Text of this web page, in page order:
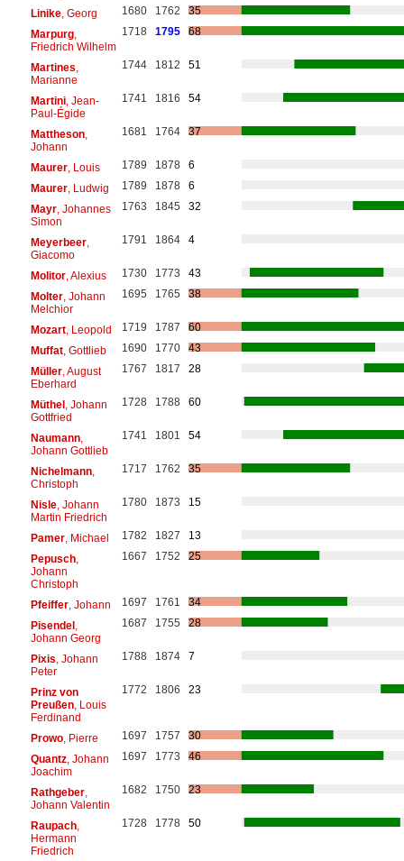
Linike, Georg 1680 1762
35
Marpurg,
Friedrich Wilhelm
1718 1795 68
Martines
Marianne
1744 1812 51
Martini, Jean-
Paul-Égide
1741 1816 54
Mattheson,
Johann
1681 1764 37
Maurer, Louis 1789 1878
6
Maurer, Ludwig 1789 1878
6
Mayr, Johannes
Simon
1763 1845 32
Meyerbeer,
Giacomo
1791 1864 4
Molitor, Alexius 1730 1773
43
Molter, Johann
Melchior
1695 1765 38
Mozart, Leopold 1719 1787
60
Muffat, Gottlieb 1690 1770
43
Müller, August
Eberhard
1767 1817 28
Müthel, Johann
Gottfried
1728 1788 60
Naumann,
Johann Gottlieb
1741 1801 54
Nichelmann,
Christoph
1717 1762 35
Nisle, Johann
Martin Friedrich
1780 1873 15
Pamer, Michael 1782 1827
13
Pepusch,
Johann
Christoph
1667 1752 25
Pfeiffer, Johann 1697 1761
34
Pisendel,
Johann Georg
1687 1755 28
Pixis , Johann
Peter
1788 1874 7
Prinz von
Preußen, Louis
Ferdinand
1772 1806 23
Prowo, Pierre 1697 1757
30
Quantz, Johann
Joachim
1697 1773 46
Rathgeber,
Johann Valentin
1682 1750 23
Raupach,
Hermann
Friedrich
1728 1778 50